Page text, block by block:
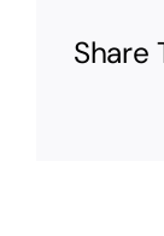
Share